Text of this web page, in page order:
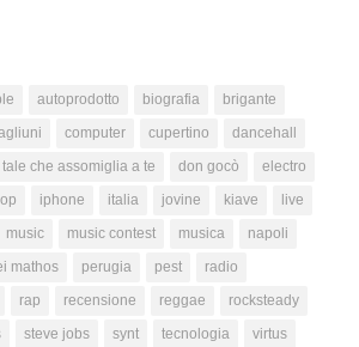
autoprodotto biografia
brigante
computer cupertino
dancehall
che assomiglia a te don gocò
electro
iphone italia jovine kiave
live
music music contest musica
napoli
mathos perugia pest
radio
rap recensione reggae
rocksteady
steve jobs synt tecnologia
virtus